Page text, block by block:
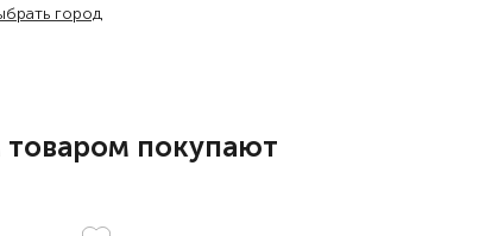
город
товаром покупают